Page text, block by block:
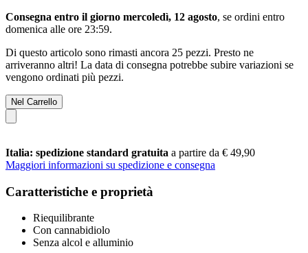
Consegna entro il giorno mercoledì, 12 agosto, se ordini entro
domenica alle ore 23:59.
Di questo articolo sono rimasti ancora 25 pezzi. Presto ne
arriveranno altri! La data di consegna potrebbe subire variazioni se
vengono ordinati più pezzi.
Nel Carrello
Italia: spedizione standard gratuita a partire da € 49,90
Maggiori informazioni su spedizione e consegna
Caratteristiche e proprietà
Riequilibrante
Con cannabidiolo
Senza alcol e alluminio